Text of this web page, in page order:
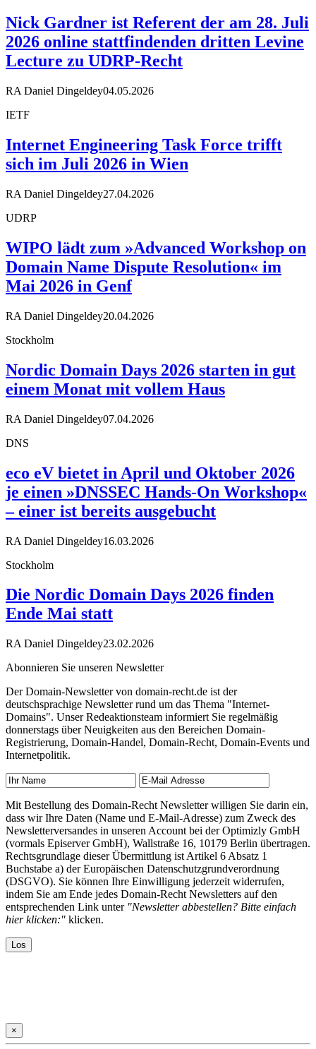
Nick Gardner ist Referent der am 28. Juli
2026 online stattfindenden dritten Levine
Lecture zu UDRP-Recht
RA Daniel Dingeldey04.05.2026
IETF
Internet Engineering Task Force trifft
sich im Juli 2026 in Wien
RA Daniel Dingeldey27.04.2026
UDRP
WIPO lädt zum »Advanced Workshop on
Domain Name Dispute Resolution« im
Mai 2026 in Genf
RA Daniel Dingeldey20.04.2026
Stockholm
Nordic Domain Days 2026 starten in gut
einem Monat mit vollem Haus
RA Daniel Dingeldey07.04.2026
DNS
eco eV bietet in April und Oktober 2026
je einen »DNSSEC Hands-On Workshop«
– einer ist bereits ausgebucht
RA Daniel Dingeldey16.03.2026
Stockholm
Die Nordic Domain Days 2026 finden
Ende Mai statt
RA Daniel Dingeldey23.02.2026
Abonnieren Sie unseren Newsletter
Der Domain-Newsletter von domain-recht.de ist der
deutschsprachige Newsletter rund um das Thema "Internet-
Domains". Unser Redeaktionsteam informiert Sie regelmäßig
donnerstags über Neuigkeiten aus den Bereichen Domain-
Registrierung, Domain-Handel, Domain-Recht, Domain-Events und
Internetpolitik.
Mit Bestellung des Domain-Recht Newsletter willigen Sie darin ein,
dass wir Ihre Daten (Name und E-Mail-Adresse) zum Zweck des
Newsletterversandes in unseren Account bei der Optimizly GmbH
(vormals Episerver GmbH), Wallstraße 16, 10179 Berlin übertragen.
Rechtsgrundlage dieser Übermittlung ist Artikel 6 Absatz 1
Buchstabe a) der Europäischen Datenschutzgrundverordnung
(DSGVO). Sie können Ihre Einwilligung jederzeit widerrufen,
indem Sie am Ende jedes Domain-Recht Newsletters auf den
entsprechenden Link unter "Newsletter abbestellen? Bitte einfach
hier klicken:" klicken.
×